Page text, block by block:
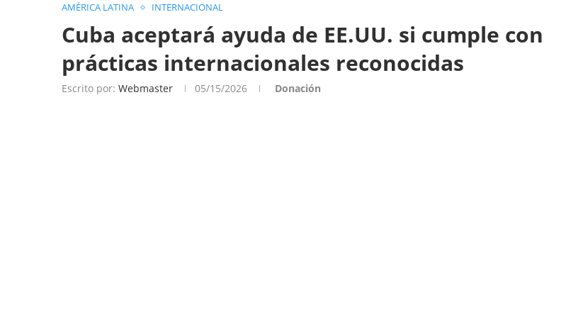
AMÉRICA LATINA
INTERNACIONAL
Cuba aceptará ayuda de EE.UU. si cumple con
prácticas internacionales reconocidas
Escrito por: Webmaster 05/15/2026 Donación